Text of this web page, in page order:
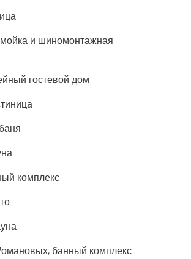
и шиномонтажная
гостевой дом
комплекс
банный комплекс